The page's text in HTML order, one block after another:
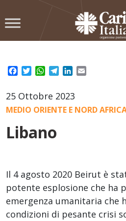
to
Facebook
TwitterWhatsApp
TelegramLinkedIn
25 Ottobre 2023
MEDIO ORIENTE E NORD
Libano
Il 4 agosto 2020 Beirut è
potente esplosione che ha
emergenza umanitaria che
condizioni di pesante crisi